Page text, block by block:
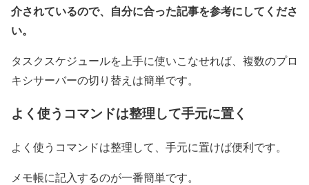
介されているので、自分に合った記事を参考にしてくださ
い。
タスクスケジュールを上手に使いこなせれば、複数のプロ
キシサーバーの切り替えは簡単です。
よく使うコマンドは整理して手元に置く
よく使うコマンドは整理して、手元に置けば便利です。
メモ帳に記入するのが一番簡単です。